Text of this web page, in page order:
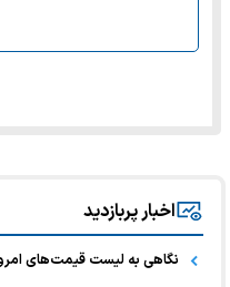
اخبار پربازدید
نگاهی به لیست قیمت‌های